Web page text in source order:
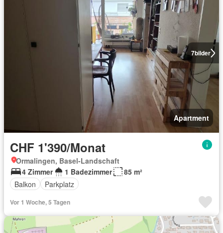
7bilder
Apartment
CHF 1'390/Monat
Ormalingen, Basel-Landschaft
4 Zimmer
1 Badezimmer
85 m²
Balkon
Parkplatz
Vor 1 Woche, 5 Tagen